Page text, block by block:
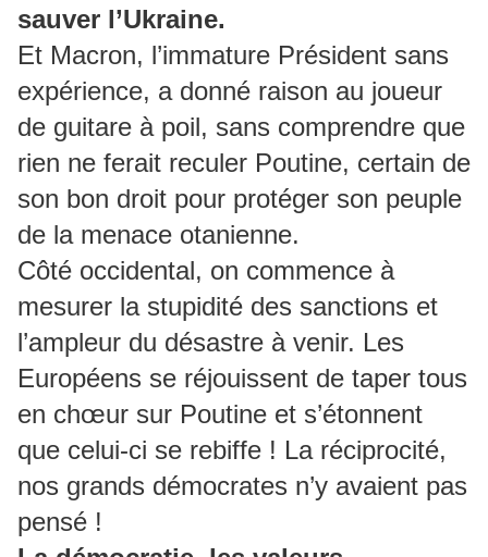
sauver l’Ukraine.
Et Macron, l’immature Président sans
expérience, a donné raison au joueur
de guitare à poil, sans comprendre que
rien ne ferait reculer Poutine, certain de
son bon droit pour protéger son peuple
de la menace otanienne.
Côté occidental, on commence à
mesurer la stupidité des sanctions et
l’ampleur du désastre à venir. Les
Européens se réjouissent de taper tous
en chœur sur Poutine et s’étonnent
que celui-ci se rebiffe ! La réciprocité,
nos grands démocrates n’y avaient pas
pensé !